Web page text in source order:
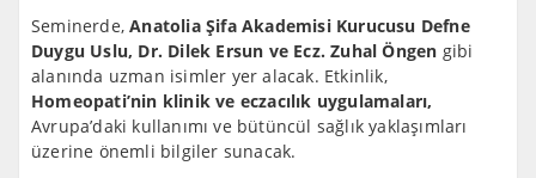
Seminerde,Anatolia Şifa Akademisi Kurucusu Defne
Duygu Uslu, Dr. Dilek Ersun ve Ecz. Zuhal Öngen gibi
alanında uzman isimler yer alacak. Etkinlik,
Homeopati’nin klinik ve eczacılık uygulamaları,
Avrupa’daki kullanımı ve bütüncül sağlık yaklaşımları
üzerine önemli bilgiler sunacak.